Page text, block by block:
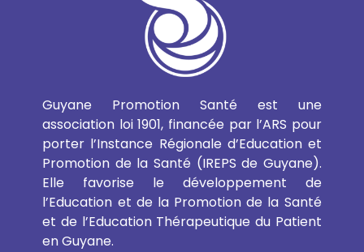
Guyane Promotion Santé est une
association loi 1901, financée par l’ARS pour
porter l’Instance Régionale d’Education et
Promotion de la Santé (IREPS de Guyane).
Elle favorise le développement de
l’Education et de la Promotion de la Santé
et de l’Education Thérapeutique du Patient
en Guyane.